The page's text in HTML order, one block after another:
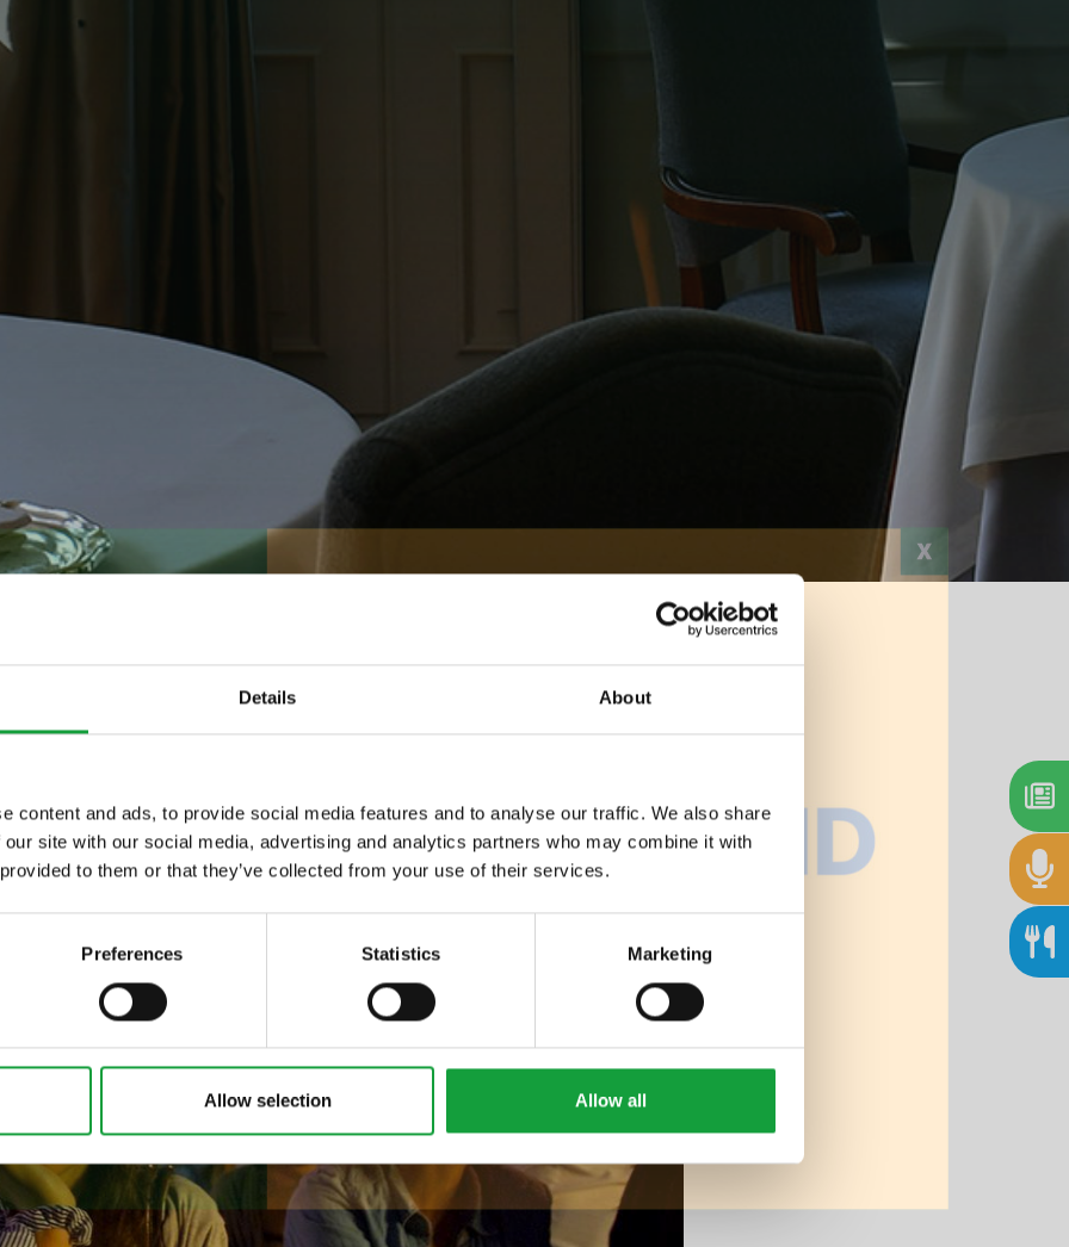
Details About
content and ads, to provide social media features and to analyse our traffic. We also share
site with our social media, advertising and analytics partners who may combine it with
to them or that they’ve collected from your use of their services.
Preferences Statistics Marketing
Allow selection Allow all
in festa Stampa
novita nel